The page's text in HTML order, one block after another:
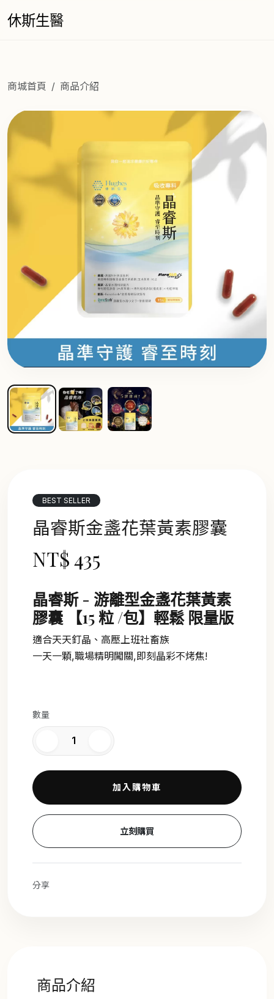
休斯生醫
商城首頁 商品介紹
BEST SELLER
晶睿斯金盞花葉黃素膠囊
NT$ 435
晶睿斯 - 游離型金盞花葉黃素
膠囊 【15 粒 /包】輕鬆 限量版
適合天天釘晶、高壓上班社畜族
一天一顆,職場精明闖關,即刻晶彩不烤焦!
數量
加入購物車
立刻購買
分享
商品介紹